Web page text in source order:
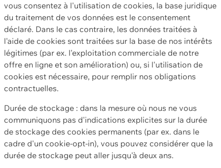
vous consentez à l'utilisation de cookies, la base juridique
du traitement de vos données est le consentement
déclaré. Dans le cas contraire, les données traitées à
l'aide de cookies sont traitées sur la base de nos intérêts
légitimes (par ex. l'exploitation commerciale de notre
offre en ligne et son amélioration) ou, si l'utilisation de
cookies est nécessaire, pour remplir nos obligations
contractuelles.
Durée de stockage : dans la mesure où nous ne vous
communiquons pas d'indications explicites sur la durée
de stockage des cookies permanents (par ex. dans le
cadre d'un cookie-opt-in), vous pouvez considérer que la
durée de stockage peut aller jusqu'à deux ans.